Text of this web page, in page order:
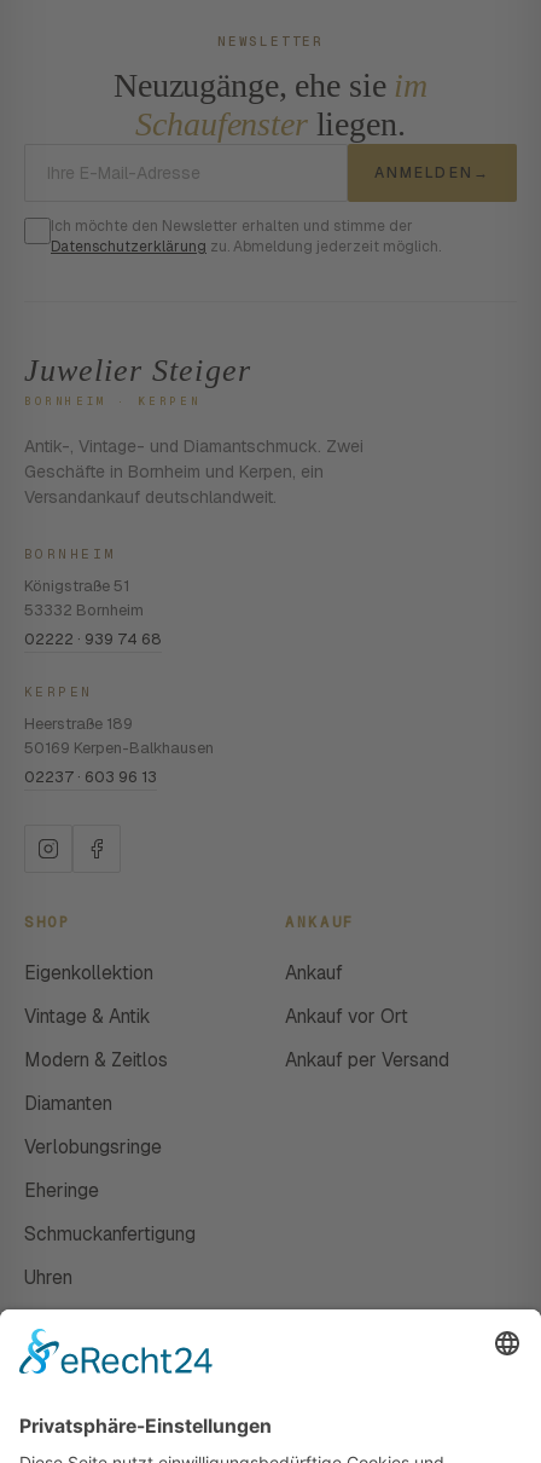
NEWSLETTER
Neuzugänge, ehe sie im
Schaufensterliegen.
ANMELDEN →
Ich möchte den Newsletter erhalten und stimme der
Datenschutzerklärung zu. Abmeldung jederzeit möglich.
Juwelier Steiger
BORNHEIM · KERPEN
Antik-, Vintage- und Diamantschmuck. Zwei
Geschäfte in Bornheim und Kerpen, ein
Versandankauf deutschlandweit.
BORNHEIM
Königstraße 51
53332 Bornheim
02222 · 939 74 68
KERPEN
Heerstraße 189
50169 Kerpen-Balkhausen
02237 · 603 96 13
SHOP
Eigenkollektion
Vintage & Antik
Modern & Zeitlos
Diamanten
Verlobungsringe
Eheringe
Schmuckanfertigung
Uhren
ANKAUF
Ankauf
Ankauf vor Ort
Ankauf per Versand
Susanne Steiger